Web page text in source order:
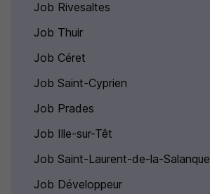
Job Rivesaltes
Job Thuir
Job Céret
Job Saint-Cyprien
Job Prades
Job Ille-sur-Têt
Job Saint-Laurent-de-la-Salanque
Job Développeur